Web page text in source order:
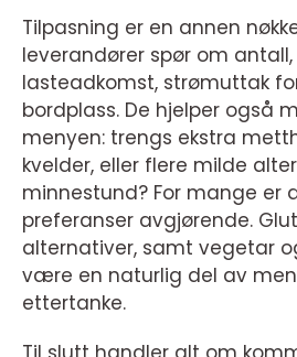
Tilpasning er en annen
leverandører spør om
lasteadkomst, strømuttak
bordplass. De hjelper også
menyen: trengs ekstra
kvelder, eller flere milde
minnestund? For mange er
preferanser avgjørende.
alternativer, samt vegetar
være en naturlig del av
ettertanke.